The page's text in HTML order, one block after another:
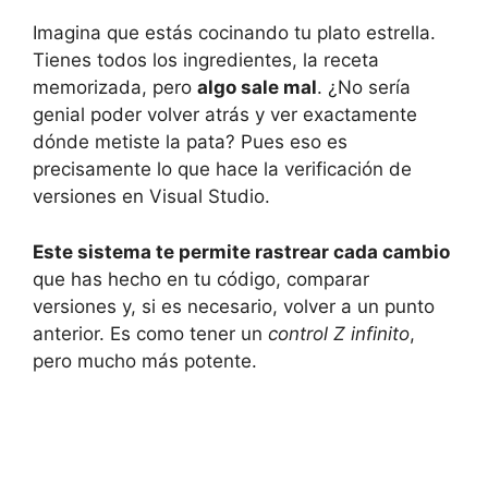
Imagina que estás cocinando tu plato estrella.
Tienes todos los ingredientes, la receta
memorizada, pero algo sale mal. ¿No sería
genial poder volver atrás y ver exactamente
dónde metiste la pata? Pues eso es
precisamente lo que hace la verificación de
versiones en Visual Studio.
Este sistema te permite rastrear cada cambio
que has hecho en tu código, comparar
versiones y, si es necesario, volver a un punto
anterior. Es como tener un control Z infinito,
pero mucho más potente.